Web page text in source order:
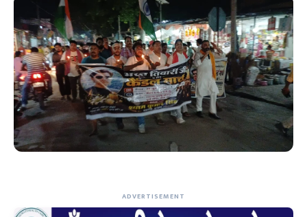
ADVERTISEMENT